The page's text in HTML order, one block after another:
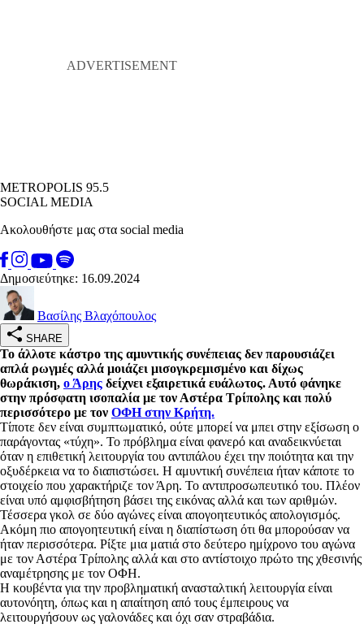
METROPOLIS 95.5
SOCIAL MEDIA
Ακολουθήστε μας στα social media
Δημοσιεύτηκε: 16.09.2024
Βασίλης Βλαχόπουλος
SHARE
Το άλλοτε κάστρο της αμυντικής συνέπειας δεν παρουσιάζει
απλά ρωγμές αλλά μοιάζει μισογκρεμισμένο και δίχως
θωράκιση, ο Άρης δείχνει εξαιρετικά ευάλωτος. Αυτό φάνηκε
στην πρόσφατη ισοπαλία με τον Αστέρα Τρίπολης και πολύ
περισσότερο με τον ΟΦΗ στην Κρήτη.
Τίποτε δεν είναι συμπτωματικό, ούτε μπορεί να μπει στην εξίσωση ο
παράγοντας «τύχη». Το πρόβλημα είναι φανερό και αναδεικνύεται
όταν η επιθετική λειτουργία του αντιπάλου έχει την ποιότητα και την
οξυδέρκεια να το διαπιστώσει. Η αμυντική συνέπεια ήταν κάποτε το
στοιχείο που χαρακτήριζε τον Άρη. Το αντιπροσωπευτικό του. Πλέον
είναι υπό αμφισβήτηση βάσει της εικόνας αλλά και των αριθμών.
Τέσσερα γκολ σε δύο αγώνες είναι απογοητευτικός απολογισμός.
Ακόμη πιο απογοητευτική είναι η διαπίστωση ότι θα μπορούσαν να
ήταν περισσότερα. Ρίξτε μια ματιά στο δεύτερο ημίχρονο του αγώνα
με τον Αστέρα Τρίπολης αλλά και στο αντίστοιχο πρώτο της χθεσινής
αναμέτρησης με τον ΟΦΗ.
Η κουβέντα για την προβληματική ανασταλτική λειτουργία είναι
αυτονόητη, όπως και η απαίτηση από τους έμπειρους να
λειτουργήσουν ως γαλονάδες και όχι σαν στραβάδια.